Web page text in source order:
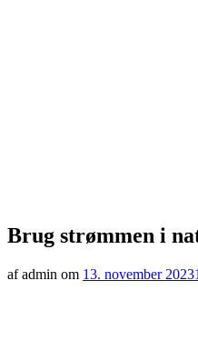
Brug strømmen i
af admin om 13. november 2023